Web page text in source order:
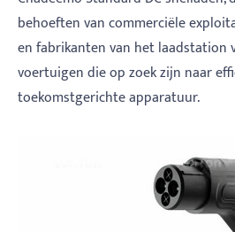
behoeften van commerciële
en fabrikanten van het laadstation
voertuigen die op zoek zijn naar
toekomstgerichte apparatuur.